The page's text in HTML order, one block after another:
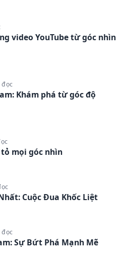
video YouTube từ góc nhìn
Khám phá từ góc độ
mọi góc nhìn
Cuộc Đua Khốc Liệt
Sự Bứt Phá Mạnh Mẽ